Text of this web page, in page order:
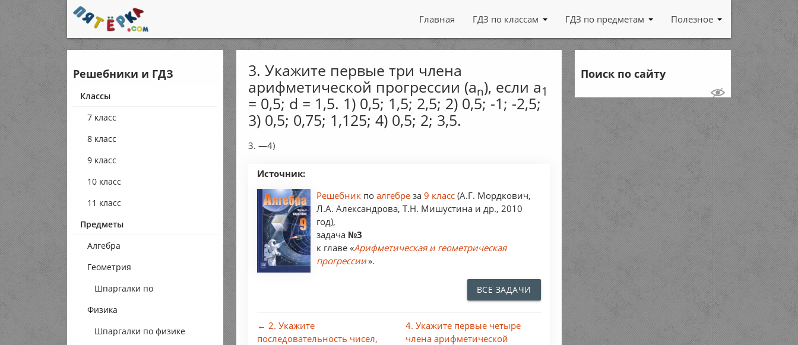
Главная ГДЗ по классам ГДЗ по предметам Полезное
Решебники и ГДЗ
Классы
7 класс
8 класс
9 класс
10 класс
11 класс
Предметы
Алгебра
Геометрия
Шпаргалки по
геометрии
Физика
Шпаргалки по физике
3. Укажите первые три члена
арифметической прогрессии (аn), если а1
= 0,5; d = 1,5. 1) 0,5; 1,5; 2,5; 2) 0,5; -1; -2,5;
3) 0,5; 0,75; 1,125; 4) 0,5; 2; 3,5.
3. —4)
Источник:
Решебник поалгебреза9 класс (А.Г. Мордкович,
Л.А. Александрова, Т.Н. Мишустина и др., 2010
год),
задача №3
к главе «Арифметическая и геометрическая
прогрессии».
ВСЕ ЗАДАЧИ
← 2. Укажите
последовательность чисел,
4. Укажите первые четыре
члена арифметической
Поиск по сайту